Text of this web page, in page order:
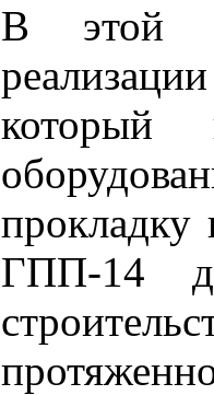
В этой
который
ГПП-14